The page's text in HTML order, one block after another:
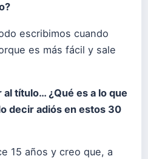
escribimos cuando
es más fácil y sale
título… ¿Qué es a lo que
decir adiós en estos 30
15 años y creo que, a